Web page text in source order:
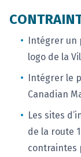
Intégrer un
logo de la
Intégrer le
Canadian
Les sites
de la route
contraintes